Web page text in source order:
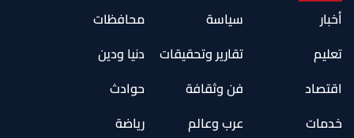
أخبار
سياسة
محافظات
تعليم
تقارير وتحقيقات
دنيا ودين
اقتصاد
فن وثقافة
حوادث
خدمات
عرب وعالم رياضة